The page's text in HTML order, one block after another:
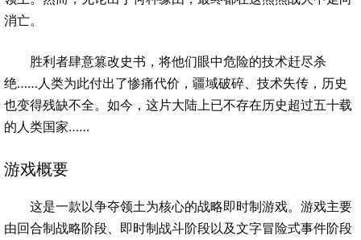
消亡。
胜利者肆意篡改史书，将他们眼中危险的技术赶尽杀
绝……人类为此付出了惨痛代价，疆域破碎、技术失传，历史
也变得残缺不全。如今，这片大陆上已不存在历史超过五十载
的人类国家……
游戏概要
这是一款以争夺领土为核心的战略即时制游戏。游戏主要
由回合制战略阶段、即时制战斗阶段以及文字冒险式事件阶段